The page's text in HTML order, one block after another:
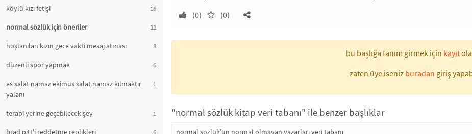
köylü kızı fetişi 16
normal sözlük için öneriler 11
hoşlanılan kızın gece vakti mesaj atması 8
düzenli spor yapmak 6
es salat namaz ekimus salat namaz kılmaktır
yalanı
1
terapi yerine geçebilecek şey 1
brad pitt'i reddetme replikleri 6
(0)
(0)
bu başlığa tanım girmek için kayıt
zaten üye iseniz buradan giriş
"normal sözlük kitap veri tabanı" ile benzer başlıklar
normal sözlük’ün normal olmayan yazarları veri tabanı